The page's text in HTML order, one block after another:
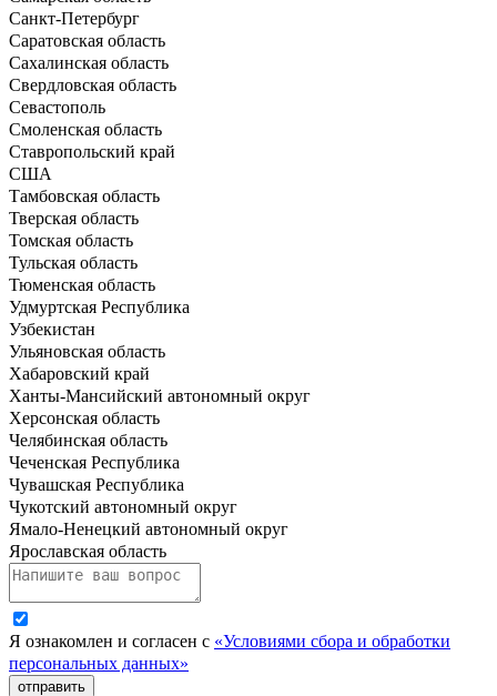
Санкт-Петербург
Саратовская область
Сахалинская область
Свердловская область
Севастополь
Смоленская область
Ставропольский край
США
Тамбовская область
Тверская область
Томская область
Тульская область
Тюменская область
Удмуртская Республика
Узбекистан
Ульяновская область
Хабаровский край
Ханты-Мансийский автономный округ
Херсонская область
Челябинская область
Чеченская Республика
Чувашская Республика
Чукотский автономный округ
Ямало-Ненецкий автономный округ
Ярославская область
Я ознакомлен и согласен с «Условиями сбора и обработки
персональных данных»
отправить